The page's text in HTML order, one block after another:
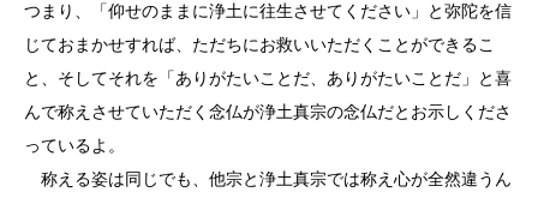
つまり、「仰せのままに浄土に往生させてください」と弥陀を信
じておまかせすれば、ただちにお救いいただくことができるこ
と、そしてそれを「ありがたいことだ、ありがたいことだ」と喜
んで称えさせていただく念仏が浄土真宗の念仏だとお示しくださ
っているよ。
称える姿は同じでも、他宗と浄土真宗では称え心が全然違うん